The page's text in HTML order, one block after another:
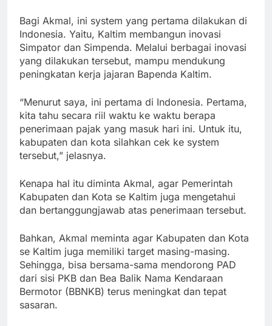
Bagi Akmal, ini system yang pertama dilakukan di
Indonesia. Yaitu, Kaltim membangun inovasi
Simpator dan Simpenda. Melalui berbagai inovasi
yang dilakukan tersebut, mampu mendukung
peningkatan kerja jajaran Bapenda Kaltim.
“Menurut saya, ini pertama di Indonesia. Pertama,
kita tahu secara riil waktu ke waktu berapa
penerimaan pajak yang masuk hari ini. Untuk itu,
kabupaten dan kota silahkan cek ke system
tersebut,” jelasnya.
Kenapa hal itu diminta Akmal, agar Pemerintah
Kabupaten dan Kota se Kaltim juga mengetahui
dan bertanggungjawab atas penerimaan tersebut.
Bahkan, Akmal meminta agar Kabupaten dan Kota
se Kaltim juga memiliki target masing-masing.
Sehingga, bisa bersama-sama mendorong PAD
dari sisi PKB dan Bea Balik Nama Kendaraan
Bermotor (BBNKB) terus meningkat dan tepat
sasaran.